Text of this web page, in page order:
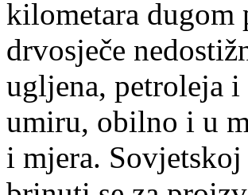
kilometara dugom
drvosječe
ugljena, petroleja
umiru, obilno i u
i mjera.